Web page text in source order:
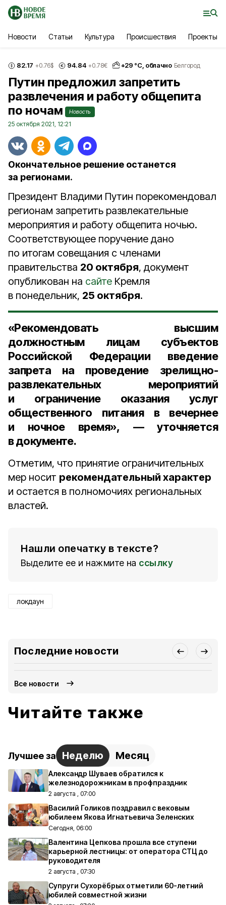
Новости Статьи Культура Происшествия Проекты
82.17 +0.76$ 94.84 +0.78€ +29 °С, облачно Белгород
Путин предложил запретить
развлечения и работу общепита
по ночам
Новость
25 октября 2021, 12:21
Окончательное решение останется
за регионами.
Президент Владими Путин порекомендовал
регионам запретить развлекательные
мероприятия и работу общепита ночью.
Соответствующее поручение дано
по итогам совещания с членами
правительства 20 октября, документ
опубликован на сайте Кремля
в понедельник, 25 октября.
«Рекомендовать высшим
должностным лицам субъектов
Российской Федерации введение
запрета на проведение зрелищно-
развлекательных мероприятий
и ограничение оказания услуг
общественного питания в вечернее
и ночное время», — уточняется
в документе.
Отметим, что принятие ограничительных
мер носит рекомендательный характер
и остается в полномочиях региональных
властей.
Нашли опечатку в тексте?
Выделите ее и нажмите на ссылку
локдаун
Последние новости
Все новости
Читайте также
Лучшее за Неделю Месяц
Александр Шуваев обратился к
железнодорожникам в профпраздник
2 августа , 07:00
Василий Голиков поздравил с вековым
юбилеем Якова Игнатьевича Зеленских
Сегодня, 06:00
Валентина Цепкова прошла все ступени
карьерной лестницы: от оператора СТЦ до
руководителя
2 августа , 07:30
Супруги Сухорёбрых отметили 60-летний
юбилей совместной жизни